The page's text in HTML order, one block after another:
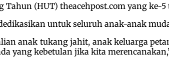
(HUT) theacehpost.com yang
untuk seluruh anak-anak
anak tukang jahit, anak keluarga
yang kebetulan jika kita